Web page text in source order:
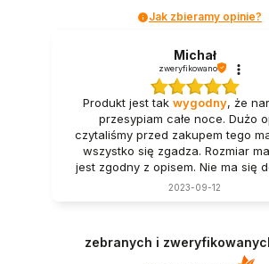
Jak zbieramy opinie?
Michał
zweryfikowano
Produkt jest takwygodny, że
przesypiam całe noce. Dużo
czytaliśmy przed zakupem tego
wszystko się zgadza. Rozmiar
jest zgodny z opisem. Nie ma się
przyczepić. Super materac.
2023-09-12
zebranych i